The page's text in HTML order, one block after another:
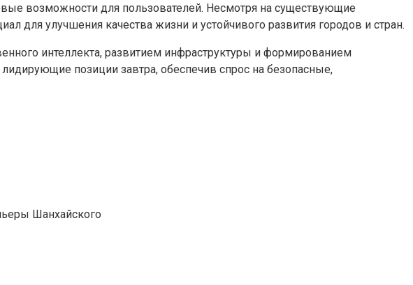
возможности для пользователей. Несмотря на существующие
для улучшения качества жизни и устойчивого развития городов и стран.
интеллекта, развитием инфраструктуры и формированием
позиции завтра, обеспечив спрос на безопасные,
Шанхайского